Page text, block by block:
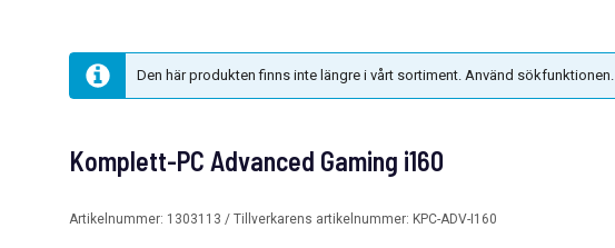
Den här produkten finns inte längre i vårt sortiment. Använd sökfunktionen.
Komplett-PC Advanced Gaming i160
Artikelnummer: 1303113 / Tillverkarens artikelnummer: KPC-ADV-I160